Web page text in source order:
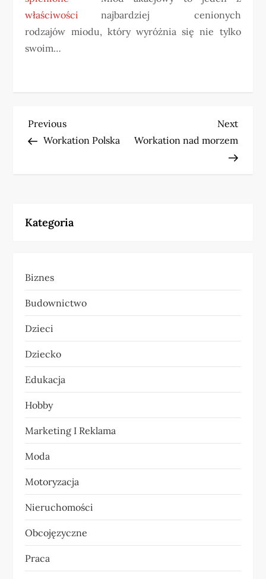
najbardziej cenionych
rodzajów miodu, który wyróżnia się nie tylko
swoim…
N
a
g
c
j
a
w
p
i
s
u
Previous
Post
Previous
Workation Polska
Next
Post
Next
Workation nad morzem
Kategoria
Biznes
Budownictwo
Dzieci
Dziecko
Edukacja
Hobby
Marketing I Reklama
Moda
Motoryzacja
Nieruchomości
Obcojęzyczne
Praca